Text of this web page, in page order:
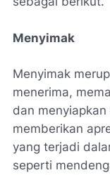
Menyimak
Menyimak
menerima,
dan
memberikan
yang terjadi
seperti